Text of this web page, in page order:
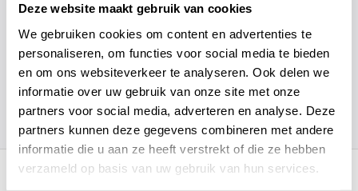
Deze website maakt gebruik van cookies
We gebruiken cookies om content en advertenties te
personaliseren, om functies voor social media te bieden
en om ons websiteverkeer te analyseren. Ook delen we
informatie over uw gebruik van onze site met onze
partners voor social media, adverteren en analyse. Deze
partners kunnen deze gegevens combineren met andere
informatie die u aan ze heeft verstrekt of die ze hebben
verzameld op basis van uw gebruik van hun services.
+31 78 780 2330
info@artsloten.nl
157 klanten geven een 4.7/5 op
Recent bekeken